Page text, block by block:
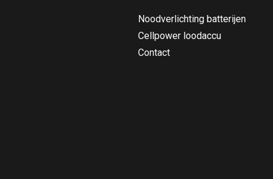
Noodverlichting batterijen
Cellpower loodaccu
Contact